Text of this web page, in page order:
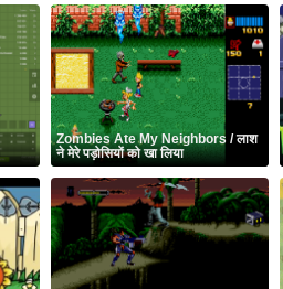
Zombies Ate My Neighbors / लाश
ने मेरे पड़ोसियों को खा लिया